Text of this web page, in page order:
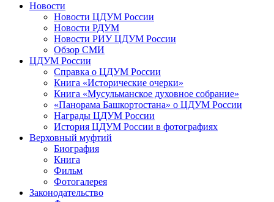
Новости
Новости ЦДУМ России
Новости РДУМ
Новости РИУ ЦДУМ России
Обзор СМИ
ЦДУМ России
Справка о ЦДУМ России
Книга «Исторические очерки»
Книга «Мусульманское духовное собрание»
«Панорама Башкортостана» о ЦДУМ России
Награды ЦДУМ России
История ЦДУМ России в фотографиях
Верховный муфтий
Биография
Книга
Фильм
Фотогалерея
Законодательство